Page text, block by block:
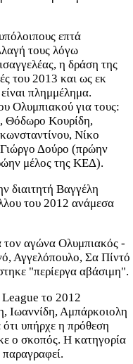
επτά
τους λόγω
η δράση της
του 2013 και ως εκ
πλημμέλημα.
Ολυμπιακού για τους:
Θόδωρο Κουρίδη,
Νίκο
Δούρο (πρώην
μέλος της ΚΕΔ).
διαιτητή Βαγγέλη
του 2012 ανάμεσα
τον αγώνα Ολυμπιακός -
Αγγελόπουλο, Σα Πίντό
"περίεργα αβάσιμη".
League το 2012
Ιωαννίδη, Αμπάρκοιολη
υπήρχε η πρόθεση
ο σκοπός. Η κατηγορία
παραγραφεί.